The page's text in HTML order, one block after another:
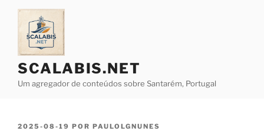
Saltar
conteúdo
SCALABIS.NET
Um agregador de conteúdos sobre Santarém, Portugal
PUBLICADO
2025-08-19 POR PAULOLGNUNES